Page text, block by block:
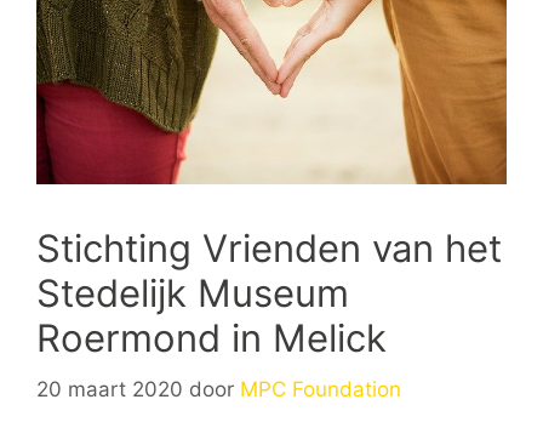
Stichting Vrienden van het
Stedelijk Museum
Roermond in Melick
20 maart 2020 door MPC Foundation